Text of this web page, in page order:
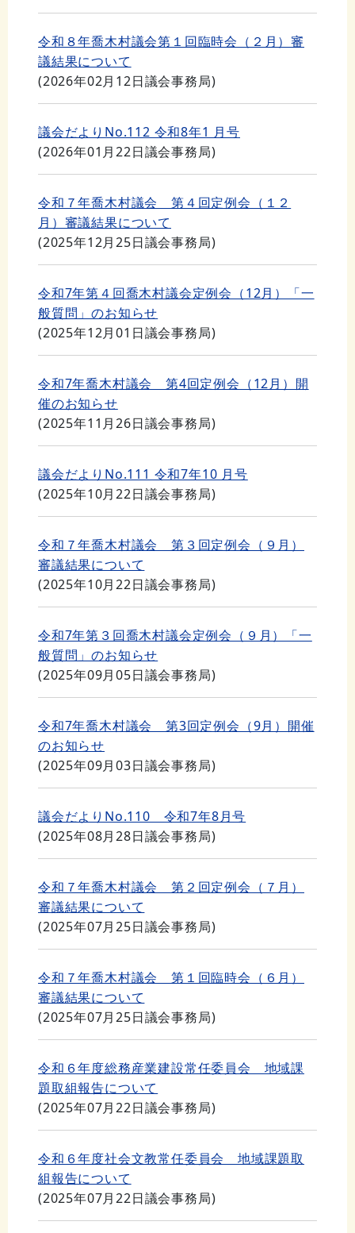
令和８年喬木村議会第１回臨時会（２月）審
議結果について
(2026年02月12日議会事務局)
議会だよりNo.112 令和8年1 月号
(2026年01月22日議会事務局)
令和７年喬木村議会 第４回定例会（１２
月）審議結果について
(2025年12月25日議会事務局)
令和7年第４回喬木村議会定例会（12月）「一
般質問」のお知らせ
(2025年12月01日議会事務局)
令和7年喬木村議会 第4回定例会（12月）開
催のお知らせ
(2025年11月26日議会事務局)
議会だよりNo.111 令和7年10 月号
(2025年10月22日議会事務局)
令和７年喬木村議会 第３回定例会（９月）
審議結果について
(2025年10月22日議会事務局)
令和7年第３回喬木村議会定例会（９月）「一
般質問」のお知らせ
(2025年09月05日議会事務局)
令和7年喬木村議会 第3回定例会（9月）開催
のお知らせ
(2025年09月03日議会事務局)
議会だよりNo.110 令和7年8月号
(2025年08月28日議会事務局)
令和７年喬木村議会 第２回定例会（７月）
審議結果について
(2025年07月25日議会事務局)
令和７年喬木村議会 第１回臨時会（６月）
審議結果について
(2025年07月25日議会事務局)
令和６年度総務産業建設常任委員会 地域課
題取組報告について
(2025年07月22日議会事務局)
令和６年度社会文教常任委員会 地域課題取
組報告について
(2025年07月22日議会事務局)